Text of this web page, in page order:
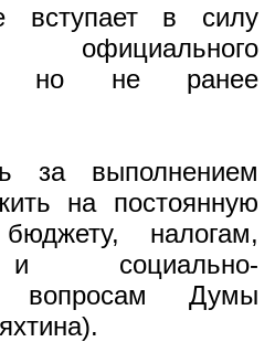
вступает в силу
но не ранее
за выполнением
на постоянную
налогам,
социально-
вопросам Думы